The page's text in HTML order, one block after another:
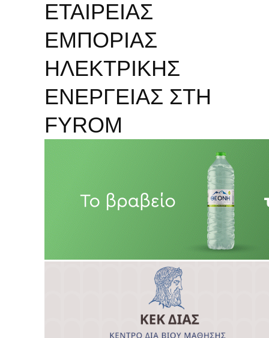
ΕΤΑΙΡΕΙΑΣ
ΕΜΠΟΡΙΑΣ
ΗΛΕΚΤΡΙΚΗΣ
ΕΝΕΡΓΕΙΑΣ ΣΤΗ
FYROM